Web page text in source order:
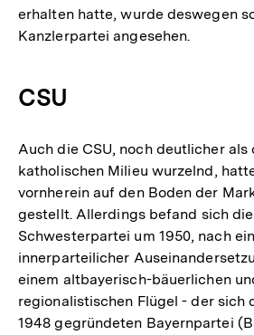
erhalten hatte, wurde deswegen
Kanzlerpartei angesehen.
CSU
Auch die CSU, noch deutlicher als
katholischen Milieu wurzelnd,
vornherein auf den Boden der
gestellt. Allerdings befand sich
Schwesterpartei um 1950, nach
innerparteilicher
einem altbayerisch-bäuerlichen
regionalistischen Flügel - der sich
1948 gegründeten Bayernpartei